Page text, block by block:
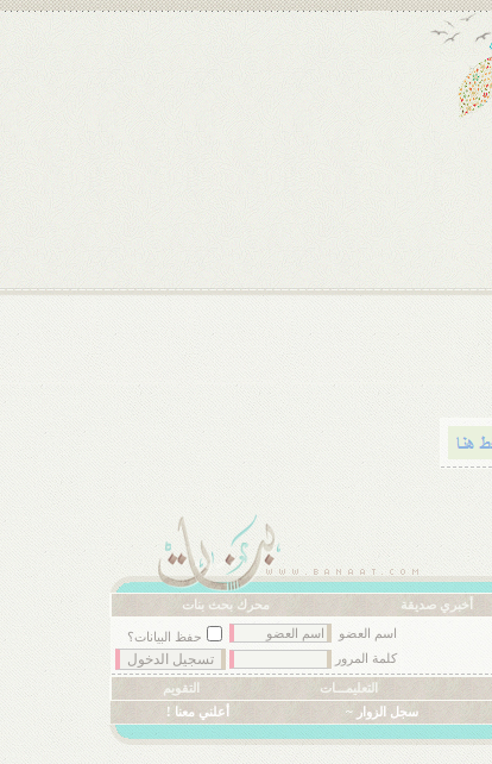
أخبري صديقة محرك بحث بنات
اسم العضو
حفظ البيانات؟
كلمة المرور
التعليمـــات
التقويم
سجل الزوار ~ أعلني معنا !